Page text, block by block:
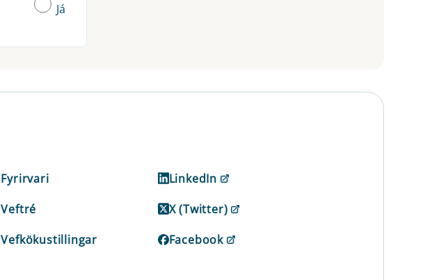
Já
Fyrirvari
Veftré
Vefkökustillingar
LinkedIn
X (Twitter)
Facebook